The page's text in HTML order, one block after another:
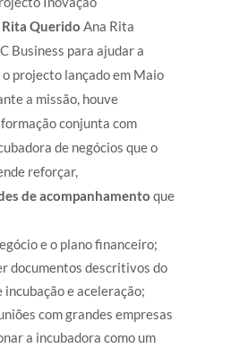
Querido Ana Rita
Business para ajudar a
projecto lançado em Maio
a missão, houve
conjunta com
de negócios que o
reforçar,
de acompanhamento que
e o plano financeiro;
documentos descritivos do
incubação e aceleração;
com grandes empresas
a incubadora como um